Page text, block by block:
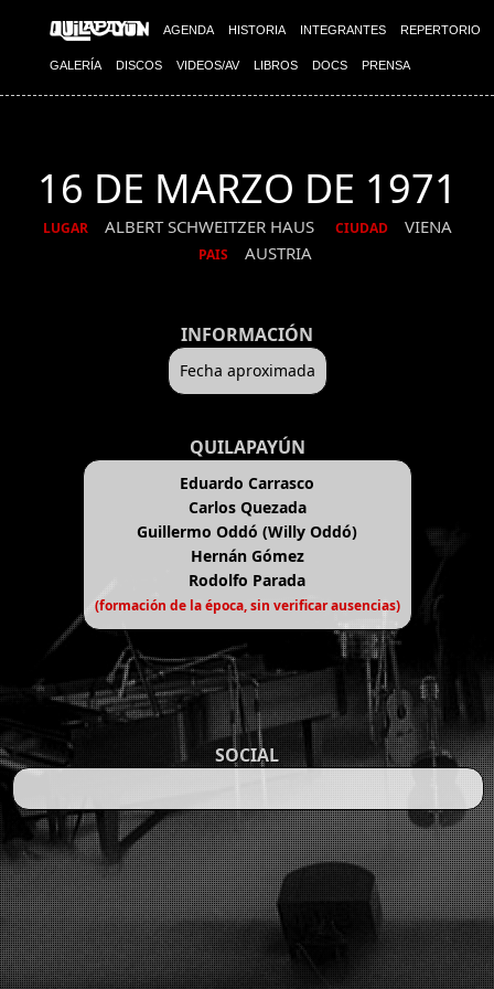
AGENDA HISTORIA INTEGRANTES REPERTORIO
GALERÍA DISCOS VIDEOS/AV LIBROS DOCS PRENSA
16 DE MARZO DE 1971
LUGAR ALBERT SCHWEITZER HAUS CIUDAD VIENA
PAIS AUSTRIA
INFORMACIÓN
Fecha aproximada
QUILAPAYÚN
Eduardo Carrasco
Carlos Quezada
Guillermo Oddó (Willy Oddó)
Hernán Gómez
Rodolfo Parada
(formación de la época, sin verificar ausencias)
SOCIAL